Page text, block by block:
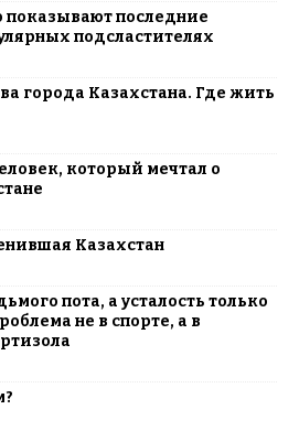
показывают последние
подсластителях
города Казахстана. Где жить
который мечтал о
Казахстан
пота, а усталость только
не в спорте, а в